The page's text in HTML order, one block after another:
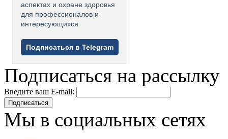
аспектах и охране здоровья
для профессионалов и
интересующихся
Подписаться в Telegram
Подписаться на рассылку
Введите ваш E-mail:
Подписаться
Мы в социальных сетях